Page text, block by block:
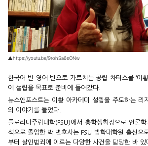
▲https://youtu.be/9rohSa6sONw
한국어 반 영어 반으로 가르치는 공립 차터스쿨 ‘이
에 설립을 목표로 준비에 들어갔다.
뉴스앤포스트는 이황 아카데미 설립을 주도하는 리
의 이야기를 들었다.
플로리다주립대학(FSU)에서 총학생회장으로 언론
석으로 졸업한 박 변호사는 FSU 법학대학원 출신으
부터 살인범죄에 이르는 다양한 사건을 담당한 바 있